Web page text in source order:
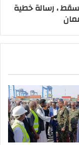
، رسالة خطية